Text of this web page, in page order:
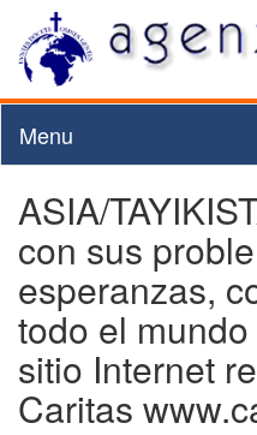
Menu
ASIA/
con sus
esperanzas,
todo el
sitio Internet
Caritas